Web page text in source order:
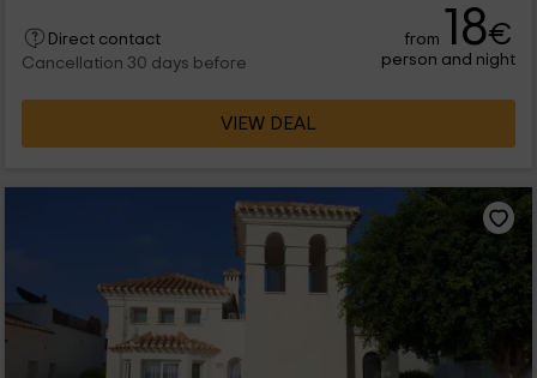
Direct contact
Cancellation 30 days before
from 18€
person and night
VIEW DEAL